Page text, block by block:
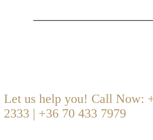
Let us help you! Call Now:
2333 | +36 70 433 7979